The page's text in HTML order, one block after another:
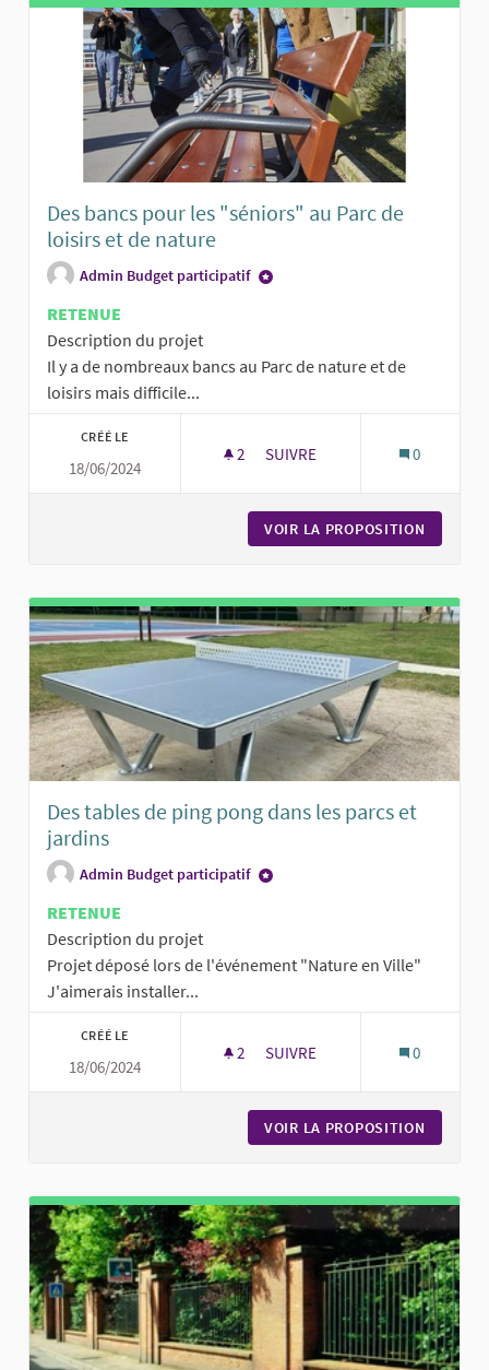
Des bancs pour les "séniors" au Parc de
loisirs et de nature
Admin Budget participatif
RETENUE
Description du projet
Il y a de nombreaux bancs au Parc de nature et de
loisirs mais difficile...
CRÉÉ LE
18/06/2024
2 2 ABONNÉS
SUIVRE 0
VOIR LA PROPOSITION
Des tables de ping pong dans les parcs et
jardins
Admin Budget participatif
RETENUE
Description du projet
Projet déposé lors de l'événement "Nature en Ville"
J'aimerais installer...
CRÉÉ LE
18/06/2024
2 2 ABONNÉS
SUIVRE 0
VOIR LA PROPOSITION